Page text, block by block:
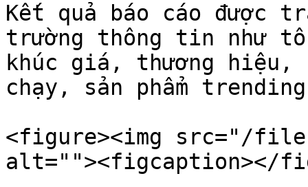
Kết quả báo cáo được
trường thông tin như
khúc giá, thương hiệu,
chạy, sản phẩm
<figure><img src="/
alt=""><figcaption></